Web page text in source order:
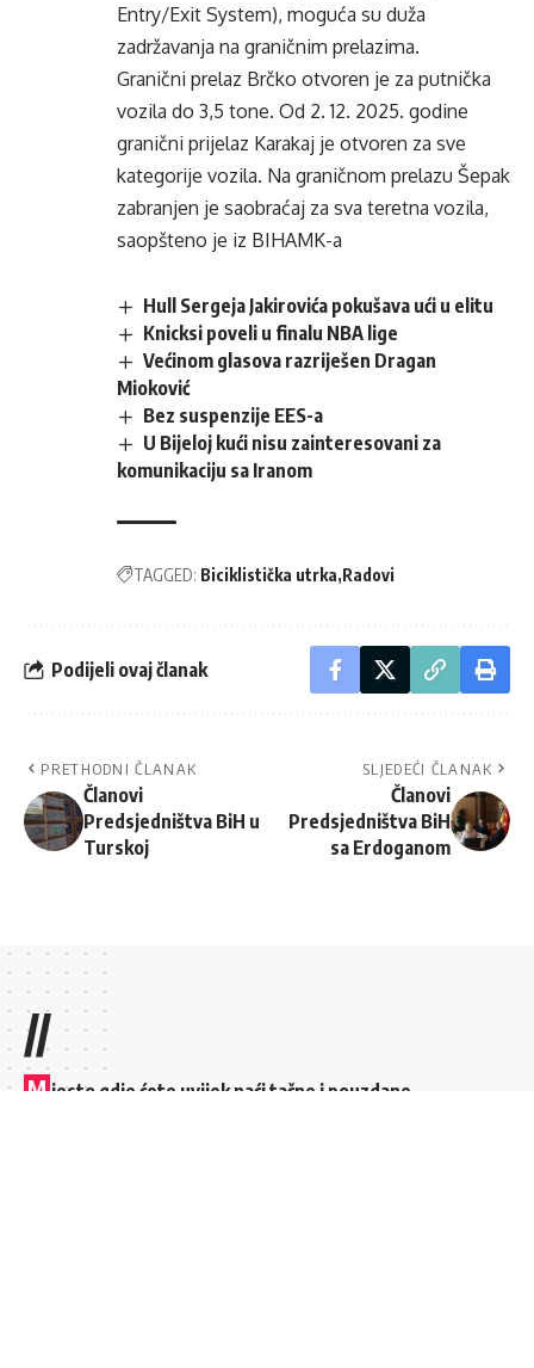
Entry/Exit System), moguća su duža
zadržavanja na graničnim prelazima.
Granični prelaz Brčko otvoren je za putnička
vozila do 3,5 tone. Od 2. 12. 2025. godine
granični prijelaz Karakaj je otvoren za sve
kategorije vozila. Na graničnom prelazu Šepak
zabranjen je saobraćaj za sva teretna vozila,
saopšteno je iz BIHAMK-a
Hull Sergeja Jakirovića pokušava ući u elitu
Knicksi poveli u finalu NBA lige
Većinom glasova razriješen Dragan
Mioković
Bez suspenzije EES-a
U Bijeloj kući nisu zainteresovani za
komunikaciju sa Iranom
TAGGED: Biciklistička utrka Radovi
Podijeli ovaj članak
PRETHODNI ČLANAK
Članovi
Predsjedništva BiH u
Turskoj
SLJEDEĆI ČLANAK
Članovi
Predsjedništva BiH
sa Erdoganom
//
M jesto gdje ćete uvijek naći tačne i pouzdane